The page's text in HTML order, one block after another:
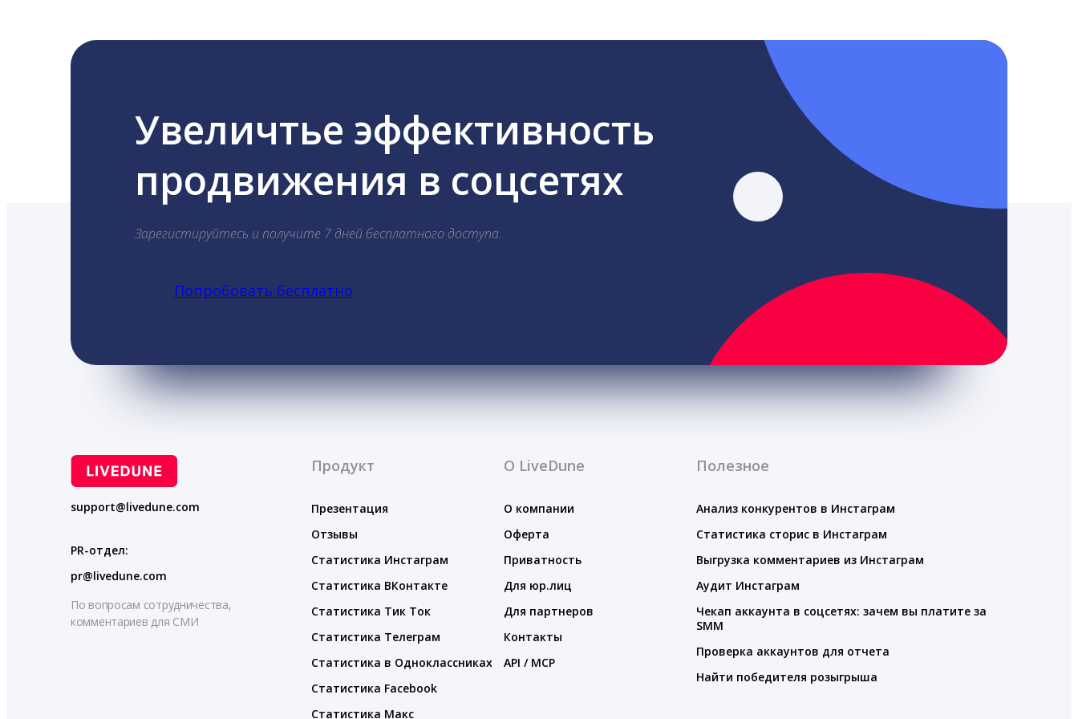
Увеличтье эффективность
продвижения в соцсетях
Зарегистируйтесь и получите 7 дней бесплатного доступа.
Попробовать бесплатно
support@livedune.com
PR-отдел:
pr@livedune.com
По вопросам сотрудничества,
комментариев для СМИ
Продукт
Презентация
Отзывы
Статистика Инстаграм
Статистика ВКонтакте
Статистика Тик Ток
Статистика Телеграм
Статистика в Одноклассниках
Статистика Facebook
Статистика Макс
О LiveDune
О компании
Оферта
Приватность
Для юр.лиц
Для партнеров
Контакты
API / MCP
Полезное
Анализ конкурентов в Инстаграм
Статистика сторис в Инстаграм
Выгрузка комментариев из Инстаграм
Аудит Инстаграм
Чекап аккаунта в соцсетях: зачем вы платите за
SMM
Проверка аккаунтов для отчета
Найти победителя розыгрыша